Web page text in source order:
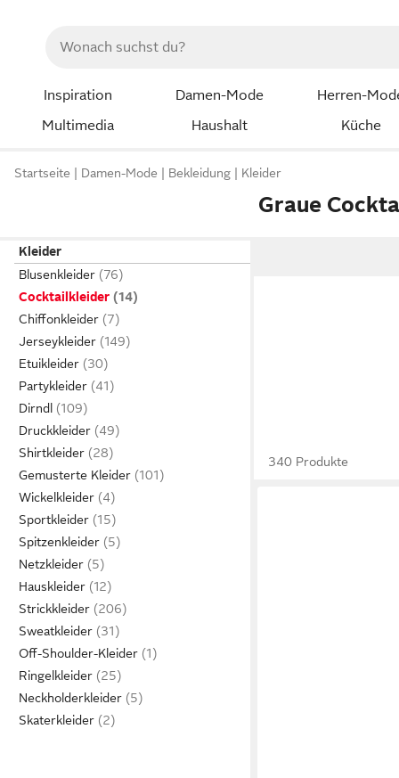
Inspiration Damen-Mode Herren-
Multimedia
Haushalt Küche
Startseite Damen-Mode Bekleidung Kleider
Graue
Kleider
Blusenkleider
Cocktailkleider
Chiffonkleider
Jerseykleider
Etuikleider
Partykleider
Dirndl
Druckkleider
Shirtkleider
Gemusterte Kleider
Wickelkleider
Sportkleider
Spitzenkleider
Netzkleider
Hauskleider
Strickkleider
Sweatkleider
Off-Shoulder-Kleider
Ringelkleider
Neckholderkleider
Skaterkleider
340 Produkte